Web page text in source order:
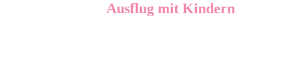
Ausflug mit Kindern